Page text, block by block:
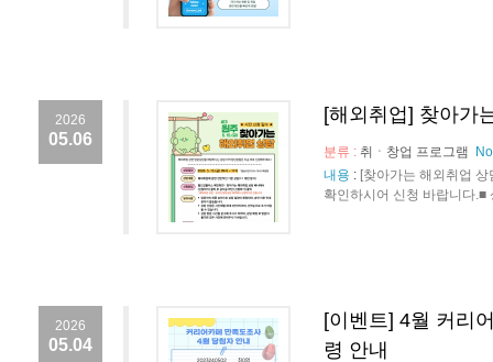
2026
05.06
[해외취업] 찾아가
분류 : 취ㆍ창업 프로그램
내용 : [찾아가는 해외취업
확인하시어 신청 바랍니다
2026
05.04
[이벤트] 4월 커리
령 안내